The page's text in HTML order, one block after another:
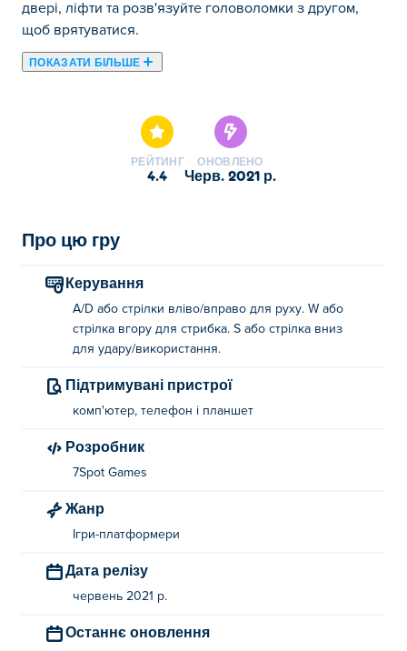
двері, ліфти та розв'язуйте головоломки з другом,
щоб врятуватися.
ПОКАЗАТИ БІЛЬШЕ
РЕЙТИНГ
4.4
ОНОВЛЕНО
черв. 2021 р.
Про цю гру
Керування
A/D або стрілки вліво/вправо для руху. W або
стрілка вгору для стрибка. S або стрілка вниз
для удару/використання.
Підтримувані пристрої
комп'ютер, телефон і планшет
Розробник
7Spot Games
Жанр
Ігри-платформери
Дата релізу
червень 2021 р.
Останнє оновлення